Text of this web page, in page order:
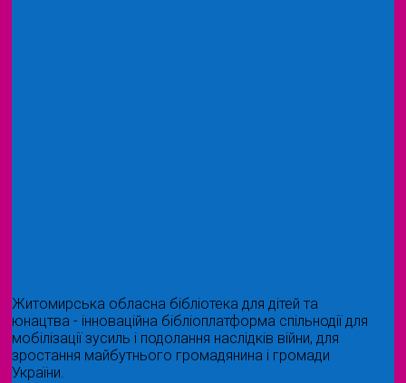
Житомирська обласна бібліотека для дітей та
юнацтва - інноваційна бібліоплатформа спільнодії для
мобілізації зусиль і подолання наслідків війни, для
зростання майбутнього громадянина і громади
України.